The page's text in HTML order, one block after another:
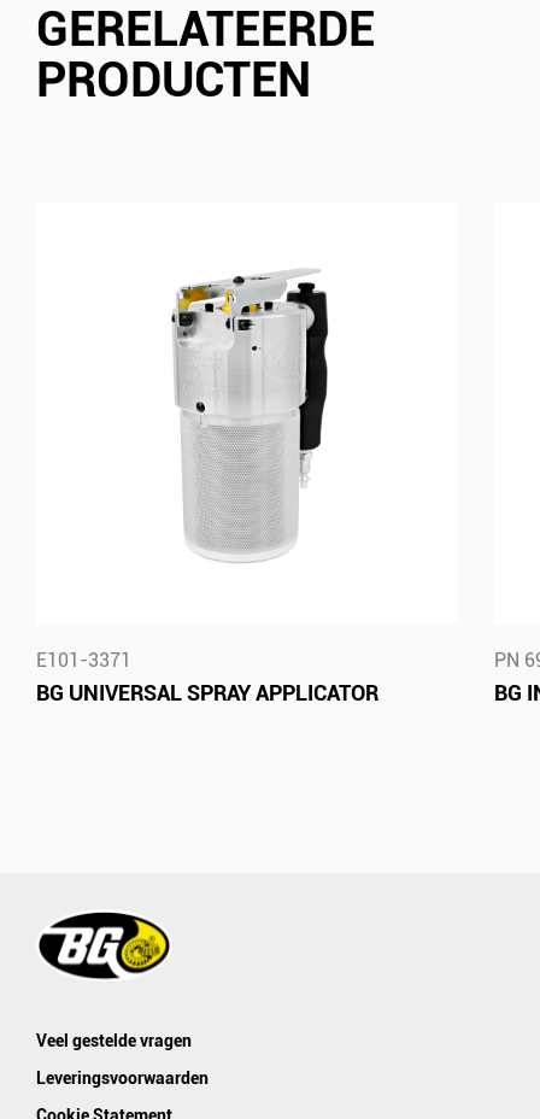
GERELATEERDE
PRODUCTEN
E101-3371
BG UNIVERSAL SPRAY APPLICATOR
PN
BG
Veel gestelde vragen
Leveringsvoorwaarden
Cookie Statement